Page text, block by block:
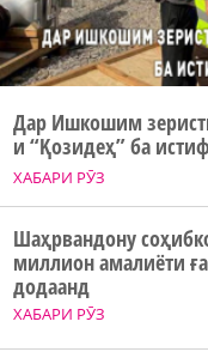
ХАБАРИ РӮЗ
Дар Ишкошим
и “Қозидеҳ” ба
ХАБАРИ РӮЗ
Шаҳрвандону
миллион амалиёти
додаанд